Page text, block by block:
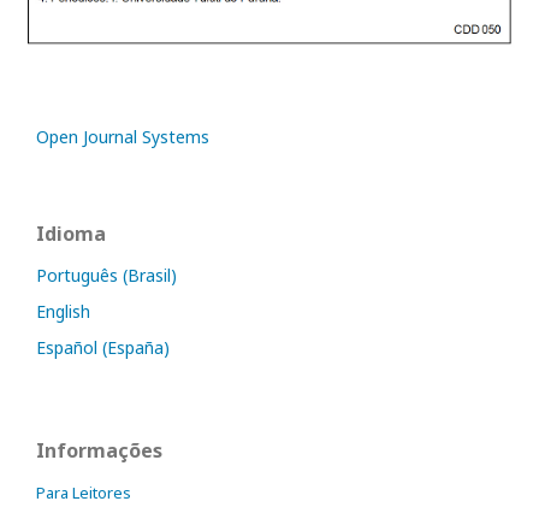
Open Journal Systems
Idioma
Português (Brasil)
English
Español (España)
Informações
Para Leitores